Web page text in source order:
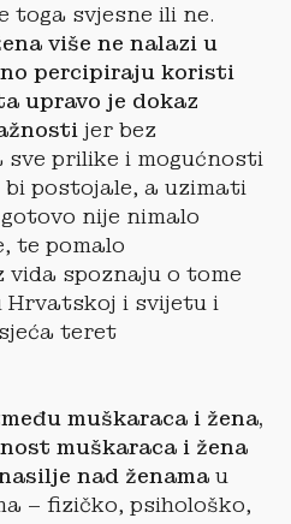
toga svjesne ili ne.
više ne nalazi u
percipiraju koristi
upravo je dokaz
jer bez
prilike i mogućnosti
postojale, a uzimati
nije nimalo
te pomalo
spoznaju o tome
Hrvatskoj i svijetu i
teret
muškaraca i žena,
muškaraca i žena
nad ženama u
– fizičko, psihološko,